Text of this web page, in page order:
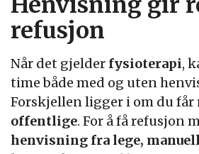
refusjon
Når det gjelder fysioterapi,
time både med og uten
Forskjellen ligger i om du får
offentlige. For å få refusjon
henvisning fra lege,